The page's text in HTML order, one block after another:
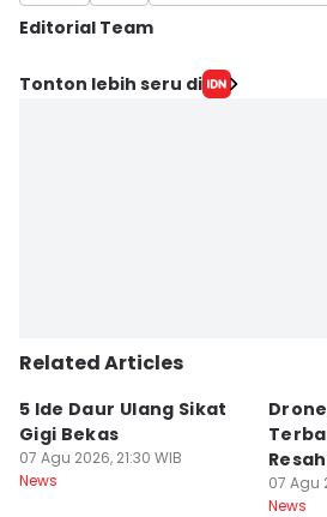
Editorial Team
Editor
Tonton lebih seru di
Related Articles
5 Ide Daur Ulang Sikat
Gigi Bekas
07 Agu 2026, 21:30 WIB
News
07 Agu
News